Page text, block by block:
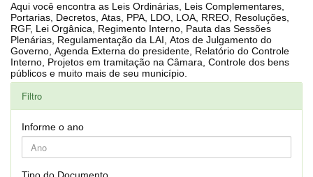
Aqui você encontra as Leis Ordinárias, Leis Complementares,
Portarias, Decretos, Atas, PPA, LDO, LOA, RREO, Resoluções,
RGF, Lei Orgânica, Regimento Interno, Pauta das Sessões
Plenárias, Regulamentação da LAI, Atos de Julgamento do
Governo, Agenda Externa do presidente, Relatório do Controle
Interno, Projetos em tramitação na Câmara, Controle dos bens
públicos e muito mais de seu município.
Filtro
Informe o ano